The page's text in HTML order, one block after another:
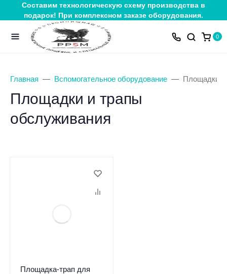
Составим технологическую схему производства в
подарок! При комплексном заказе оборудования.
0
Главная Вспомогательное оборудование Площадки и
Площадки и трапы
обслуживания
Площадка-трап для